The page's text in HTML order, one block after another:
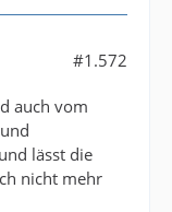
#1.572
auch vom
lässt die
nicht mehr